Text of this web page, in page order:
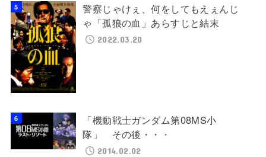
警察じゃけぇ、何をしてもえぇんじ
ゃ「孤狼の血」あらすじと結末
2022.03.20
「機動戦士ガンダム第08MS小
隊」 その後・・・
2014.02.02